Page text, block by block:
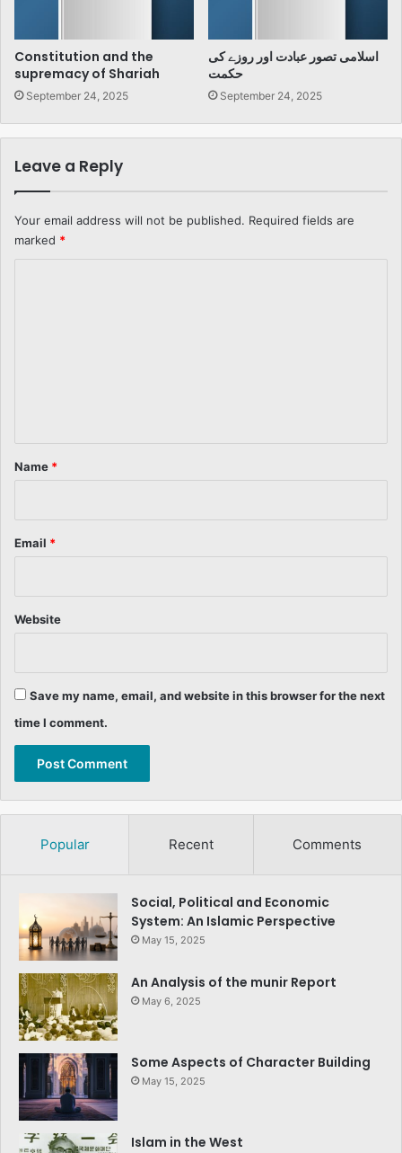
Constitution and the
supremacy of Shariah
September 24, 2025
اسلامی تصور عبادت اور روزے کی
حکمت
September 24, 2025
Leave a Reply
Your email address will not be published. Required fields are
marked *
*
Name *
Email *
Website
Save my name, email, and website in this browser for the next
time I comment.
Popular Recent Comments
Social, Political and Economic
System: An Islamic Perspective
May 15, 2025
An Analysis of the munir Report
May 6, 2025
Some Aspects of Character Building
May 15, 2025
Islam in the West